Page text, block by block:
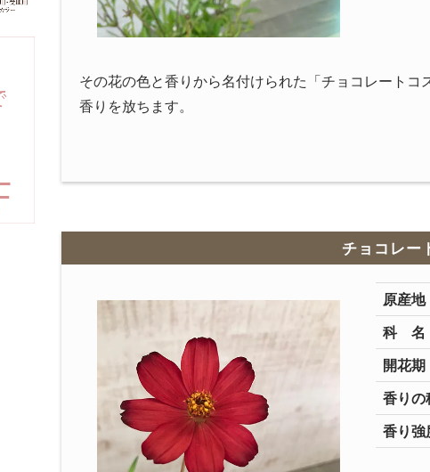
その花の色と香りから名付けられた「チョコレート
香りを放ちます。
チョコレー
原産地
科 名
開花期
香りの
香り強